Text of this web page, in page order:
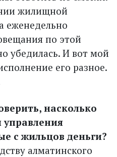
жилищной
еженедельно
по этой
убедилась. И вот мой
его разное.
насколько
с жильцов деньги?
алматинского